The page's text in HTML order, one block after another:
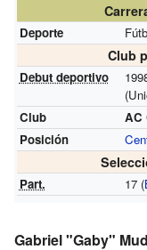
Deporte
Club
Debut deportivo
Club
AC
Posición
Part. 17 (
Gabriel "Gaby"